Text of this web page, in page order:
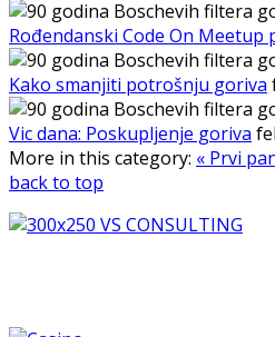
Rođendanski Code On Meetup
Kako smanjiti potrošnju goriva
Vic dana: Poskupljenje goriva
More in this category: « Prvi
back to top